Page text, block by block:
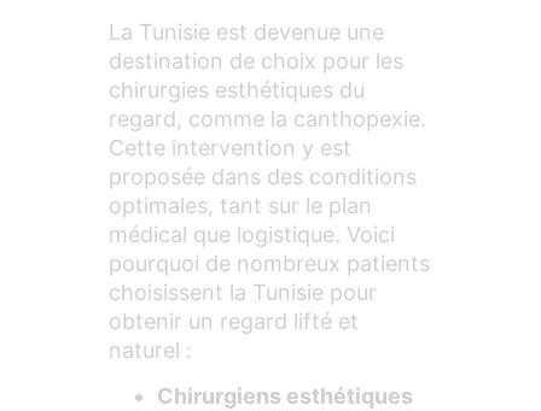
La Tunisie est devenue une
destination de choix pour les
chirurgies esthétiques du
regard, comme la canthopexie.
Cette intervention y est
proposée dans des conditions
optimales, tant sur le plan
médical que logistique. Voici
pourquoi de nombreux patients
choisissent la Tunisie pour
obtenir un regard lifté et
naturel :
Chirurgiens esthétiques